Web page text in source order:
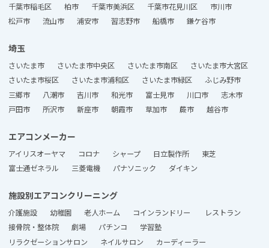
千葉市稲毛区 柏市 千葉市美浜区 千葉市花見川区
市川市
松戸市
流山市 浦安市 習志野市 船橋市 鎌ケ谷市
埼玉
さいたま市 さいたま市中央区 さいたま市南区
さいたま市大宮区
さいたま市桜区
さいたま市浦和区 さいたま市緑区
ふじみ野市
三郷市
八潮市 吉川市 和光市 富士見市 川口市
志木市
戸田市
所沢市 新座市 朝霞市 草加市 蕨市 越谷市
エアコンメーカー
アイリスオーヤマ コロナ シャープ 日立製作所
東芝
富士通ゼネラル
三菱電機 パナソニック ダイキン
施設別エアコンクリーニング
介護施設 幼稚園 老人ホーム コインランドリー
レストラン
接骨院・整体院
劇場 パチンコ
学習塾
リラクゼーションサロン
ネイルサロン
カーディーラー